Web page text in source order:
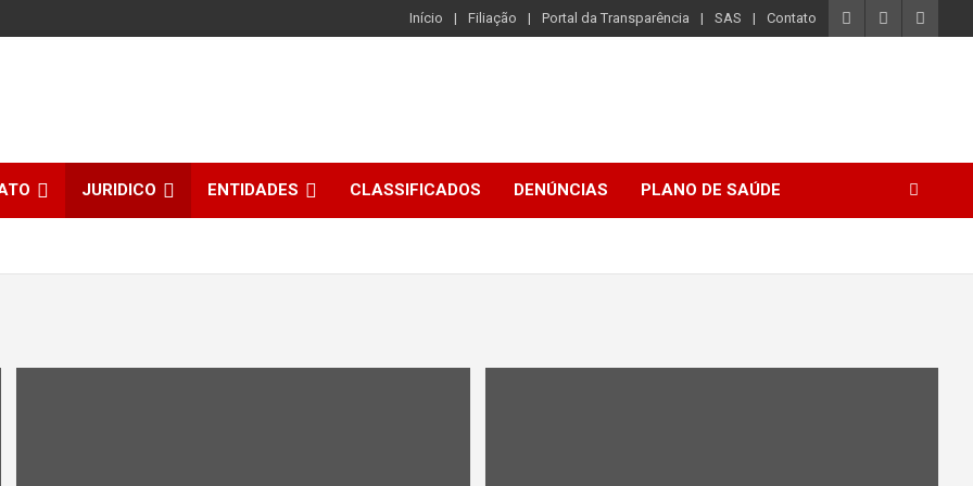
Início Filiação Portal da Transparência SAS Contato
JURIDICO ENTIDADES CLASSIFICADOS DENÚNCIAS PLANO DE SAÚDE